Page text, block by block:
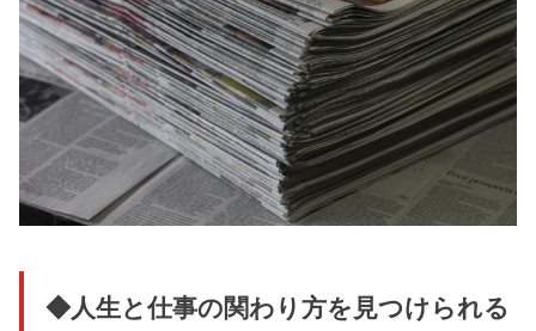
◆人生と仕事の関わり方を見つけられる